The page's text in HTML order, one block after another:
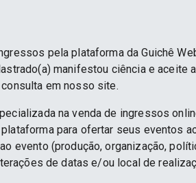
pela plataforma da Guichê
manifestou ciência e aceite
em nosso site.
na venda de ingressos
para ofertar seus eventos
evento (produção, organização,
de datas e/ou local de